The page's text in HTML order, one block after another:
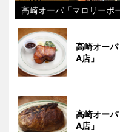
高崎オーパ「マロリーポ
高崎オー
A店」
高崎オー
A店」